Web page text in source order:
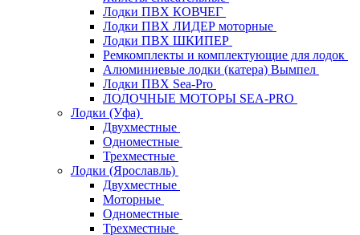
Лодки ПВХ КОВЧЕГ
Лодки ПВХ ЛИДЕР моторные
Лодки ПВХ ШКИПЕР
Ремкомплекты и комплектующие для лодок
Алюминиевые лодки (катера) Вымпел
Лодки ПВХ Sea-Pro
ЛОДОЧНЫЕ МОТОРЫ SEA-PRO
Лодки (Уфа)
Двухместные
Одноместные
Трехместные
Лодки (Ярославль)
Двухместные
Моторные
Одноместные
Трехместные